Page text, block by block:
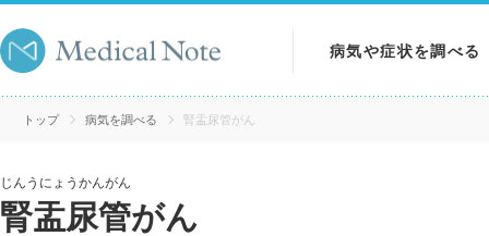
病気や症状を調べる
病気を調べる
トップ 病気を調べる 腎盂尿管がん
じんうにょうかんがん
腎盂尿管がん